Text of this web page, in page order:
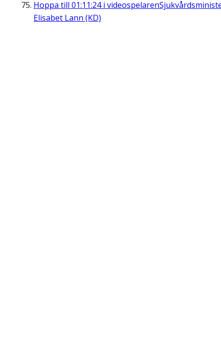
Hoppa till 01:11:24i videospelaren
Elisabet Lann (KD)